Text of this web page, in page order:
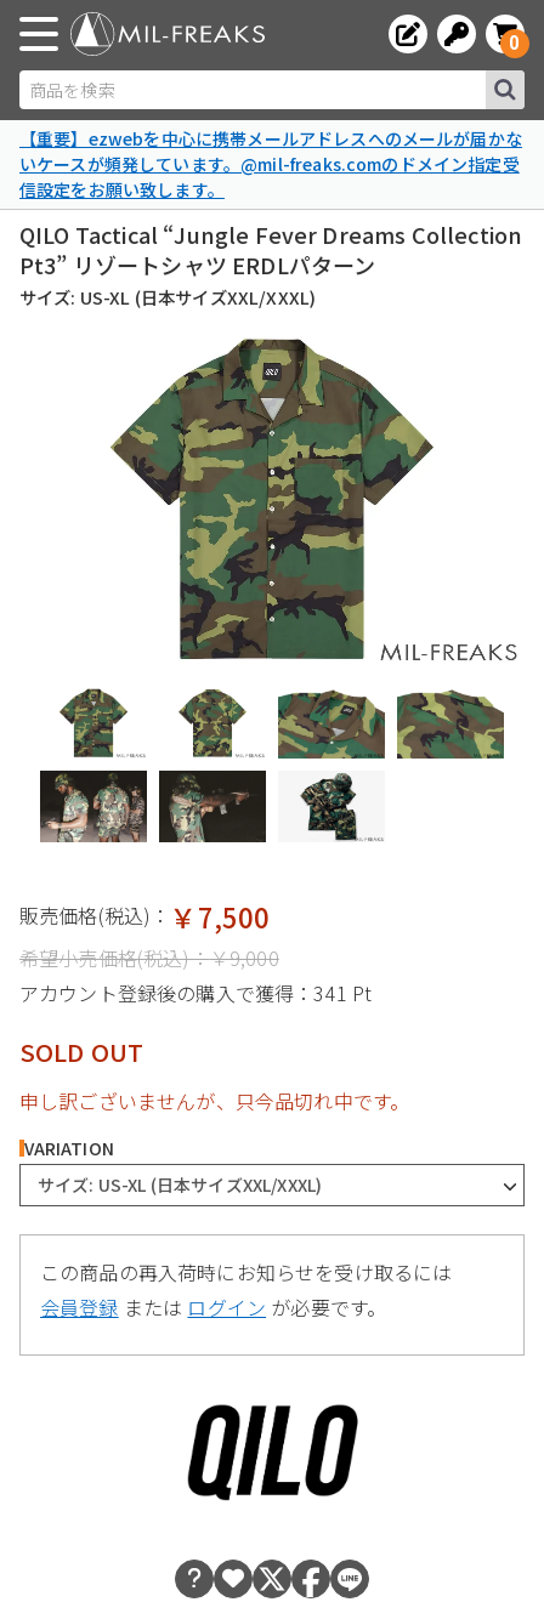
商品を検索
0
【重要】ezwebを中心に携帯メールアドレスへのメールが届かな
いケースが頻発しています。@mil-freaks.comのドメイン指定受
信設定をお願い致します。
QILO Tactical “Jungle Fever Dreams Collection
Pt3” リゾートシャツ ERDLパターン
サイズ: US-XL (日本サイズXXL/XXXL)
販売価格(税込)： ￥7,500
希望小売価格(税込)：￥9,000
アカウント登録後の購入で獲得：341 Pt
SOLD OUT
申し訳ございませんが、只今品切れ中です。
VARIATION
サイズ: US-XL (日本サイズXXL/XXXL)
この商品の再入荷時にお知らせを受け取るには
会員登録 または ログイン が必要です。